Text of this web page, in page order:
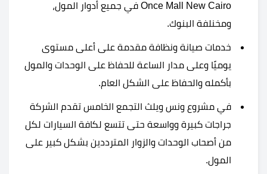
Once Mall New Cairo في جميع أدوار المول،
ومخنلفة البنوك.
خدمات صيانة ونظافة مقدمة على أعلى مستوى
يوميًا وعلى مدار الساعة للحفاظ على الوحدات والمول
بأكمله والحفاظ على الشكل العام.
في مشروع ونس ويلث التجمع الخامس تقدم الشركة
جراجات كبيرة وواسعة حتى تتسع لكافة السيارات لكل
من أصحاب الوحدات والزوار المترددين بشكل كبير على
المول.